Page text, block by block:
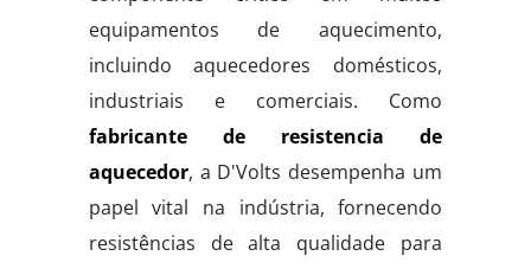
equipamentos de aquecimento,
incluindo aquecedores domésticos,
industriais e comerciais. Como
fabricante de resistencia de
aquecedor, a D'Volts desempenha um
papel vital na indústria, fornecendo
resistências de alta qualidade para